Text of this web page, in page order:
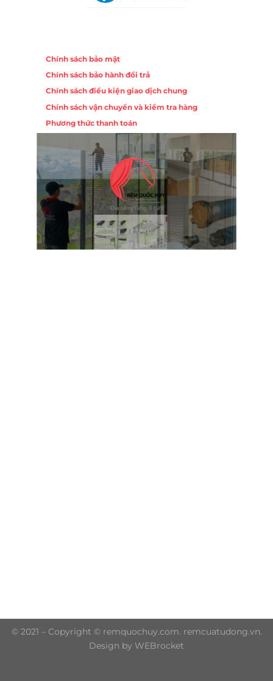
Chính sách bảo mật
Chính sách bảo hành đổi trả
Chính sách điều kiện giao dịch chung
Chính sách vận chuyển và kiểm tra hàng
Phương thức thanh toán
© 2021 – Copyright © remquochuy.com. remcuatudong.vn.
Design by WEBrocket